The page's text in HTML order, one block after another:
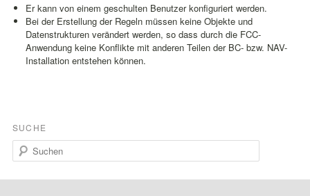
Er kann von einem geschulten Benutzer konfiguriert werden.
Bei der Erstellung der Regeln müssen keine Objekte und
Datenstrukturen verändert werden, so dass durch die FCC-
Anwendung keine Konflikte mit anderen Teilen der BC- bzw. NAV-
Installation entstehen können.
SUCHE
Suchen